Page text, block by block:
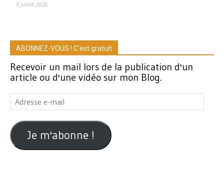
9 juillet 2026
ABONNEZ-VOUS ! C'est gratuit
Recevoir un mail lors de la publication d'un
article ou d'une vidéo sur mon Blog.
Adresse
e-
mail
Je m'abonne !